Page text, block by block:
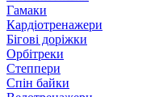
Гамаки
Кардіотренажери
Бігові доріжки
Орбітреки
Степпери
Спін байки